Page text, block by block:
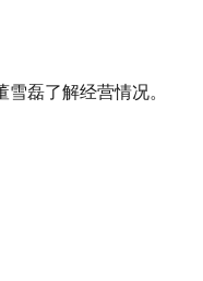
磊了解经营情况。